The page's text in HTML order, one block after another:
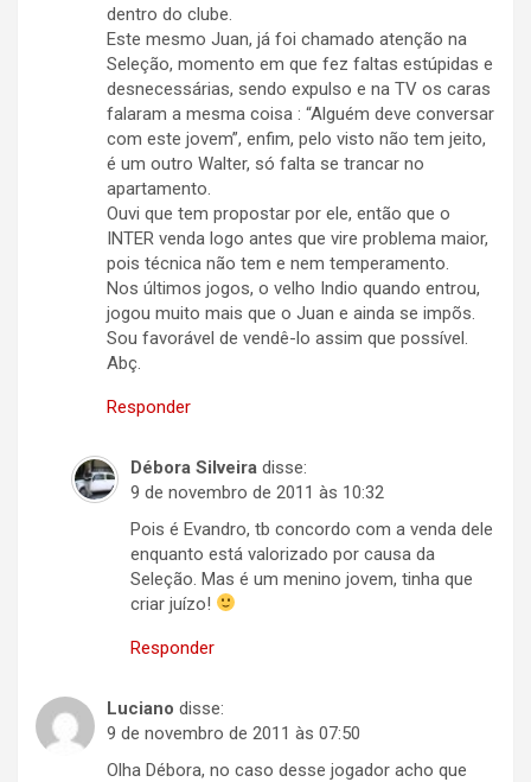
dentro do clube.
Este mesmo Juan, já foi chamado atenção na
Seleção, momento em que fez faltas estúpidas e
desnecessárias, sendo expulso e na TV os caras
falaram a mesma coisa : “Alguém deve conversar
com este jovem”, enfim, pelo visto não tem jeito,
é um outro Walter, só falta se trancar no
apartamento.
Ouvi que tem propostar por ele, então que o
INTER venda logo antes que vire problema maior,
pois técnica não tem e nem temperamento.
Nos últimos jogos, o velho Indio quando entrou,
jogou muito mais que o Juan e ainda se impõs.
Sou favorável de vendê-lo assim que possível.
Abç.
Responder
Débora Silveira disse:
9 de novembro de 2011 às 10:32
Pois é Evandro, tb concordo com a venda dele
enquanto está valorizado por causa da
Seleção. Mas é um menino jovem, tinha que
criar juízo!
Responder
Luciano disse:
9 de novembro de 2011 às 07:50
Olha Débora, no caso desse jogador acho que